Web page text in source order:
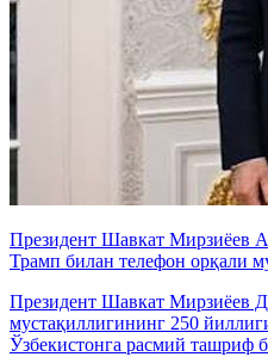
Президент Шавкат Мирзиёев
Трамп билан телефон орқали
Президент Шавкат
мустақиллигининг 250
Ўзбекистонга расмий ташриф